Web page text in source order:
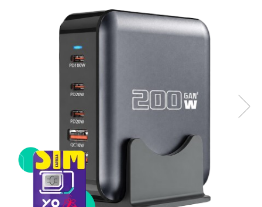
Telefoane mobile Cubot
Telefoane mobile Blackview
Telefoane mobile OSCAL
Telefoane mobile Fossibot
Telefoane mobile Samsung
Telefoane mobile F150
Telefoane mobile HUAWEI
Telefoane mobile iHunt
Telefoane mobile Xiaomi
Telefoane mobile AGM
Telefoane mobile Realme